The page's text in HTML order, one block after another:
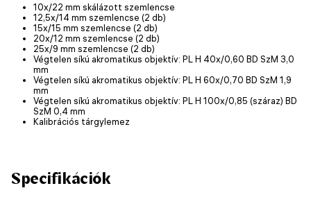
10x/22 mm skálázott szemlencse
12,5x/14 mm szemlencse (2 db)
15x/15 mm szemlencse (2 db)
20x/12 mm szemlencse (2 db)
25x/9 mm szemlencse (2 db)
Végtelen síkú akromatikus objektív: PL H 40x/0,60 BD SzM 3,0
mm
Végtelen síkú akromatikus objektív: PL H 60x/0,70 BD SzM 1,9
mm
Végtelen síkú akromatikus objektív: PL H 100х/0,85 (száraz) BD
SzM 0,4 mm
Kalibrációs tárgylemez
Specifikációk